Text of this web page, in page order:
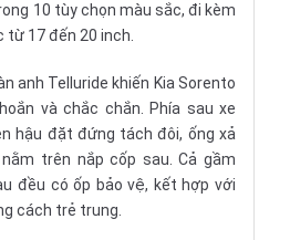
10 tùy chọn màu sắc, đi kèm
từ 17 đến 20 inch.
anh Telluride khiến Kia Sorento
và chắc chắn. Phía sau xe
hậu đặt đứng tách đôi, ống xả
trên nắp cốp sau. Cả gầm
đều có ốp bảo vệ, kết hợp với
cách trẻ trung.